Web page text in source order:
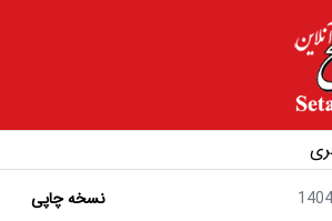
نسخه چاپی